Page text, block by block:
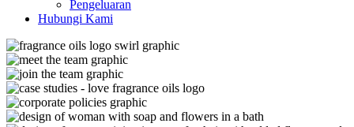
Pengeluaran
Hubungi Kami